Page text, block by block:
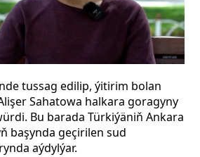
tussag edilip, ýitirim bolan
Sahatowa halkara goragyny
Bu barada Türkiýäniň Ankara
başynda geçirilen sud
aýdylýar.